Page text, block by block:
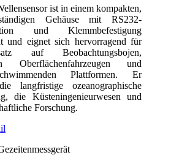
ist in einem kompakten,
Gehäuse mit RS232-
und Klemmbefestigung
und eignet sich hervorragend für
auf Beobachtungsbojen,
Oberflächenfahrzeugen und
Plattformen. Er
langfristige ozeanographische
die Küsteningenieurwesen und
Forschung.